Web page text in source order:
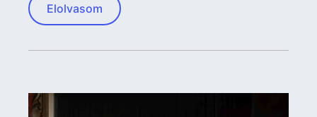
Elolvasom